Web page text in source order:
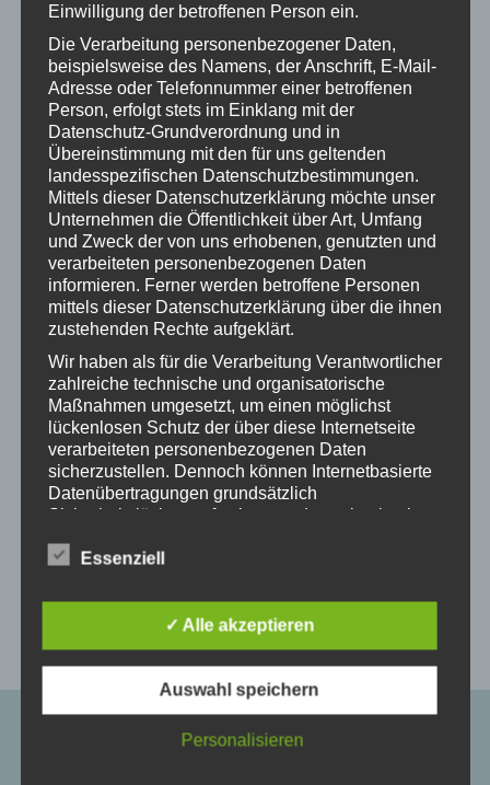
Categories:Grundschule,Mittelschule ,News 5. Juni 2025
Kommentarnavigation
ZURÜCK
Vorheriger
Beitrag:
SMV gewinnt Impact Award 2025!
NÄCHSTES
Nächster
Beitrag:
Bewerbertag an der Beethovenschule: Praxisnahes
Training für die Zukunft
Aktuelle News
Der Eiscreme auf der Spur
Leseprojekte im Rahmen des Startchancenprogramms
Schule bis der Arzt kommt
Einwilligung der betroffenen Person ein.
Die Verarbeitung personenbezogener Daten,
beispielsweise des Namens, der Anschrift, E-Mail-
Adresse oder Telefonnummer einer betroffenen
Person, erfolgt stets im Einklang mit der
Datenschutz-Grundverordnung und in
Übereinstimmung mit den für uns geltenden
landesspezifischen Datenschutzbestimmungen.
Mittels dieser Datenschutzerklärung möchte unser
Unternehmen die Öffentlichkeit über Art, Umfang
und Zweck der von uns erhobenen, genutzten und
verarbeiteten personenbezogenen Daten
informieren. Ferner werden betroffene Personen
mittels dieser Datenschutzerklärung über die ihnen
zustehenden Rechte aufgeklärt.
Wir haben als für die Verarbeitung Verantwortlicher
zahlreiche technische und organisatorische
Maßnahmen umgesetzt, um einen möglichst
lückenlosen Schutz der über diese Internetseite
verarbeiteten personenbezogenen Daten
sicherzustellen. Dennoch können Internetbasierte
Datenübertragungen grundsätzlich
Sicherheitslücken aufweisen, sodass ein absoluter
diesem Grund steht es jeder betroffenen Person
alternativen Wegen, beispielsweise telefonisch, an
uns zu übermitteln.
Begriffsbestimmungen
Die Datenschutzerklärung beruht auf den
Begrifflichkeiten, die durch den Europäischen
Richtlinien- und Verordnungsgeber beim Erlass
Essenziell
✓ Alle akzeptieren
Auswahl speichern
Personalisieren